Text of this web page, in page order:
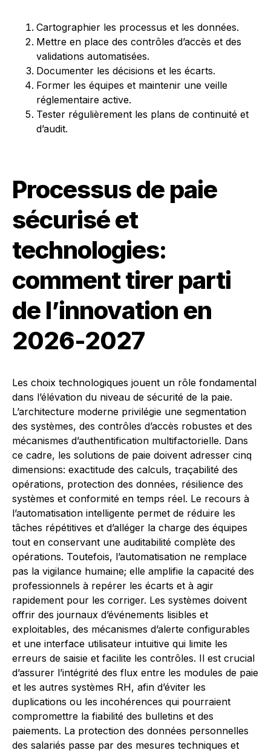
Cartographier les processus et les données.
Mettre en place des contrôles d’accès et des
validations automatisées.
Documenter les décisions et les écarts.
Former les équipes et maintenir une veille
réglementaire active.
Tester régulièrement les plans de continuité et
d’audit.
Processus de paie
sécurisé et
technologies:
comment tirer parti
de l’innovation en
2026-2027
Les choix technologiques jouent un rôle fondamental
dans l’élévation du niveau de sécurité de la paie.
L’architecture moderne privilégie une segmentation
des systèmes, des contrôles d’accès robustes et des
mécanismes d’authentification multifactorielle. Dans
ce cadre, les solutions de paie doivent adresser cinq
dimensions: exactitude des calculs, traçabilité des
opérations, protection des données, résilience des
systèmes et conformité en temps réel. Le recours à
l’automatisation intelligente permet de réduire les
tâches répétitives et d’alléger la charge des équipes
tout en conservant une auditabilité complète des
opérations. Toutefois, l’automatisation ne remplace
pas la vigilance humaine; elle amplifie la capacité des
professionnels à repérer les écarts et à agir
rapidement pour les corriger. Les systèmes doivent
offrir des journaux d’événements lisibles et
exploitables, des mécanismes d’alerte configurables
et une interface utilisateur intuitive qui limite les
erreurs de saisie et facilite les contrôles. Il est crucial
d’assurer l’intégrité des flux entre les modules de paie
et les autres systèmes RH, afin d’éviter les
duplications ou les incohérences qui pourraient
compromettre la fiabilité des bulletins et des
paiements. La protection des données personnelles
des salariés passe par des mesures techniques et